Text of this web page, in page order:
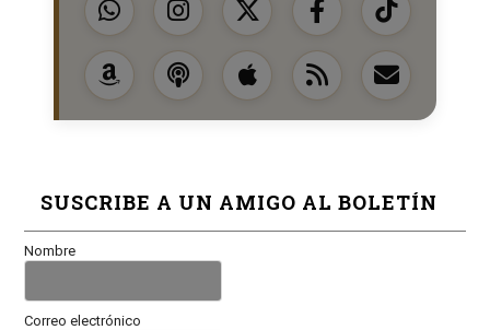
SUSCRIBE A UN AMIGO AL BOLETÍN
Nombre
Correo electrónico